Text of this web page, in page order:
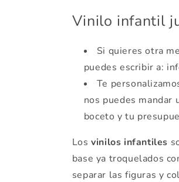
Vinilo infantil
Si quieres otra
puedes escribir a:
Te
nos puedes mandar
boceto y tu
Losvinilos infantiles
base ya troquelados
separar las figuras y